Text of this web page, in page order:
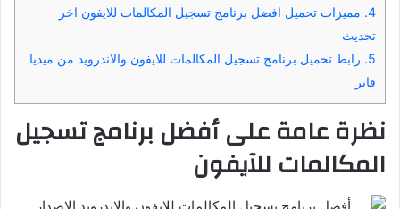
4. مميزات تحميل افضل برنامج تسجيل المكالمات للايفون اخر
تحديث
5. رابط تحميل برنامج تسجيل المكالمات للايفون والاندرويد من ميديا ​​
فاير
نظرة عامة على أفضل برنامج تسجيل
المكالمات للآيفون